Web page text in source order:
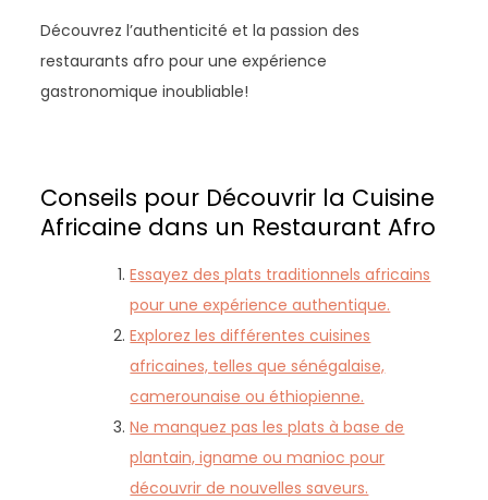
Découvrez l’authenticité et la passion des
restaurants afro pour une expérience
gastronomique inoubliable!
Conseils pour Découvrir la Cuisine
Africaine dans un Restaurant Afro
Essayez des plats traditionnels africains
pour une expérience authentique.
Explorez les différentes cuisines
africaines, telles que sénégalaise,
camerounaise ou éthiopienne.
Ne manquez pas les plats à base de
plantain, igname ou manioc pour
découvrir de nouvelles saveurs.